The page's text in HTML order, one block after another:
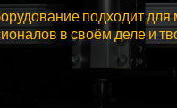
подходит для
в своём деле и